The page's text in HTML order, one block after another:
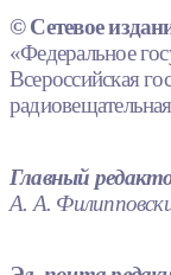
© Сетевое
«Федеральное
Всероссийская
Главный
А. А.